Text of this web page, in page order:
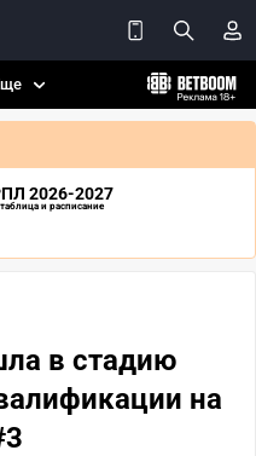
2026-2027
таблица и расписание
в стадию
на